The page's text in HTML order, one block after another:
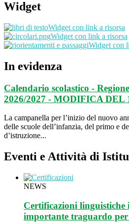
Widget
Widget con link a risorsa
Widget con link a risorsa
Widget con
In evidenza
Calendario scolastico -
2026/2027 - MODIFICA DEL
La campanella per l’inizio del nuovo
delle scuole dell’infanzia, del primo e
d’istruzione...
Eventi e Attività di
NEWS
Certificazioni linguistiche
importante traguardo